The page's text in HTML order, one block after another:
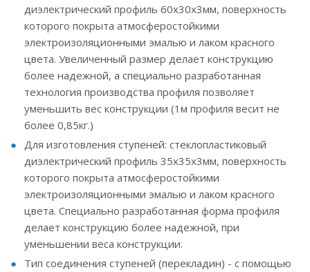
диэлектрический профиль 60х30х3мм, поверхность
которого покрыта атмосферостойкими
электроизоляционными эмалью и лаком красного
цвета. Увеличенный размер делает конструкцию
более надежной, а специально разработанная
технология производства профиля позволяет
уменьшить вес конструкции (1м профиля весит не
более 0,85кг.)
Для изготовления ступеней: стеклопластиковый
диэлектрический профиль 35х35х3мм, поверхность
которого покрыта атмосферостойкими
электроизоляционными эмалью и лаком красного
цвета. Специально разработанная форма профиля
делает конструкцию более надежной, при
уменьшении веса конструкции.
Тип соединения ступеней (перекладин) - с помощью